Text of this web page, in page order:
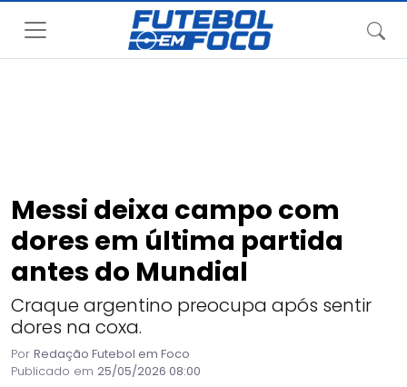
Messi deixa campo com
dores em última partida
antes do Mundial
Craque argentino preocupa após sentir
dores na coxa.
Por Redação Futebol em Foco
Publicado em 25/05/2026 08:00